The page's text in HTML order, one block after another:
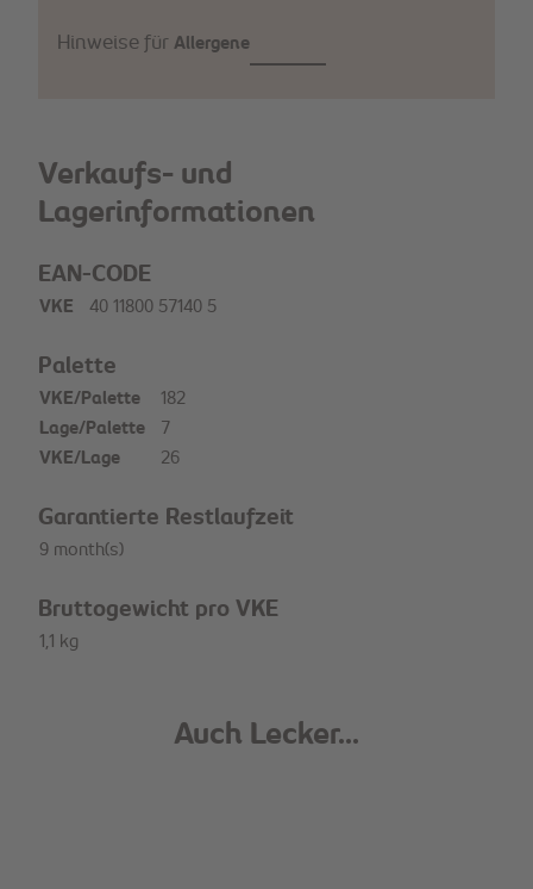
Hinweise für Allergene
Verkaufs- und
Lagerinformationen
EAN-CODE
VKE 40 11800 57140 5
Palette
VKE/Palette
182
Lage/Palette
7
VKE/Lage
26
Garantierte Restlaufzeit
9 month(s)
Bruttogewicht pro VKE
1,1 kg
Auch Lecker...